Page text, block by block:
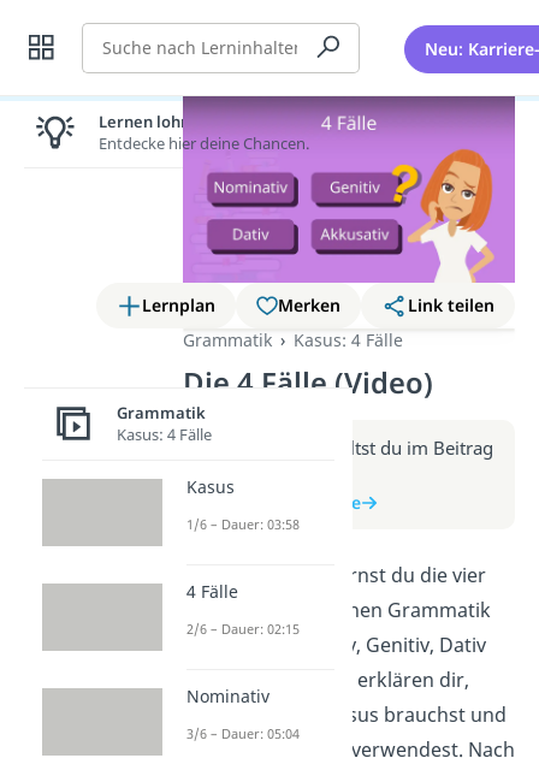
Suche Neu:
Lernplan Merken
Link teilen
Grammatik
Kasus: 4 Fälle
Die 4 Fälle (Video)
Weitere Infos erhältst du im Beitrag
zum Video
zum Beitrag: 4 Fälle
In diesem Video lernst du die vier
Fälle in der deutschen Grammatik
kennen: Nominativ, Genitiv, Dativ
und Akkusativ. Wir erklären dir,
wofür du diese Kasus brauchst und
wie du sie korrekt verwendest. Nach
Lernen lohnt sich!
Entdecke hier deine Chancen.
Grammatik
Kasus: 4 Fälle
Kasus
1/6 – Dauer: 03:58
4 Fälle
2/6 – Dauer: 02:15
Nominativ
3/6 – Dauer: 05:04